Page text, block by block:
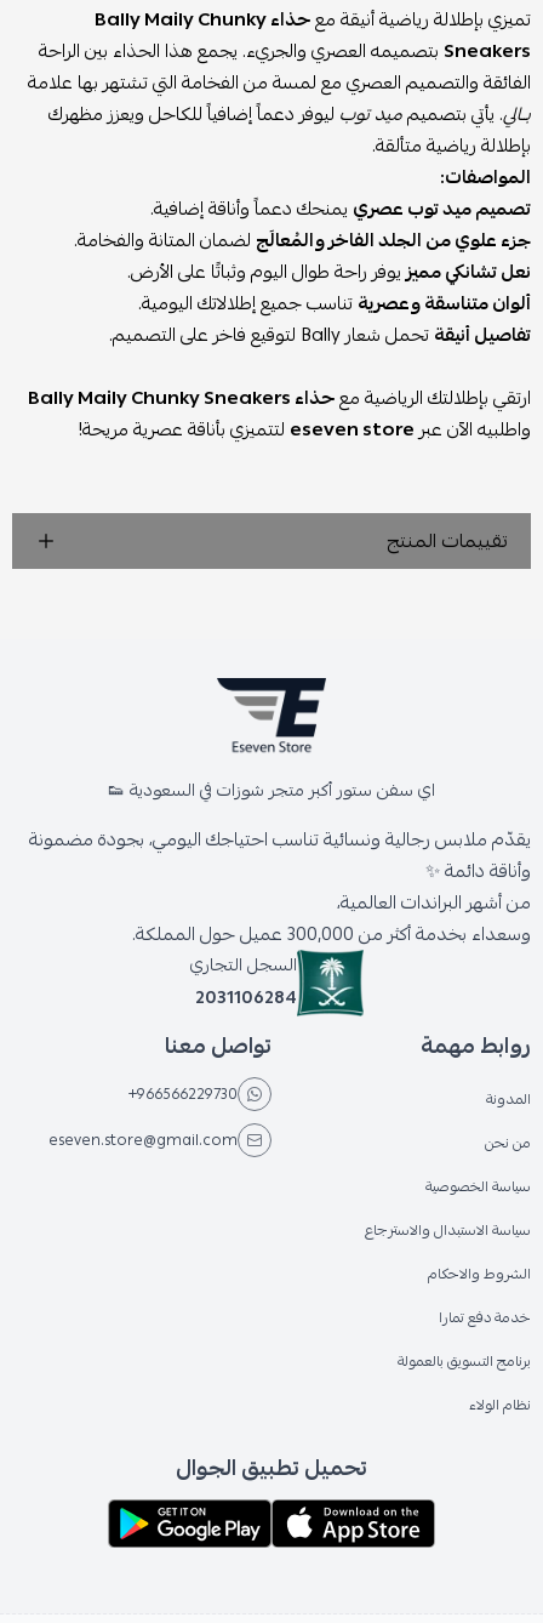
تميزي بإطلالة رياضية أنيقة مع
حذاء Bally Maily Chunky
Sneakers بتصميمه العصري والجريء. يجمع هذا الحذاء بين الراحة
الفائقة والتصميم العصري مع لمسة من الفخامة التي تشتهر بها علامة
بــالي. يأتي بتصميمميد توب ليوفر دعماً إضافياً للكاحل ويعزز مظهرك
بإطلالة رياضية متألقة.
المواصفات:
تصميم ميد توب عصري يمنحك دعماً وأناقة إضافية.
جزء علوي من الجلد الفاخر والمُعالَج لضمان المتانة والفخامة.
نعل تشانكي مميزيوفر راحة طوال اليوم وثباتًا على الأرض.
ألوان متناسقة وعصريةتناسب جميع إطلالاتك اليومية.
تفاصيل أنيقةتحمل شعار Bally لتوقيع فاخر على التصميم.
ارتقي بإطلالتك الرياضية معحذاء Bally Maily Chunky Sneakers
واطلبيه الآن عبرeseven store لتتميزي بأناقة عصرية مريحة!
تقييمات المنتج
اي سفن ستور أكبر متجر شوزات في السعودية 👟
يقدّم ملابس رجالية ونسائية تناسب احتياجك اليومي، بجودة مضمونة
وأناقة دائمة ✨
من أشهر البراندات العالمية،
وسعداء بخدمة أكثر من 300,000 عميل حول المملكة.
السجل التجاري
2031106284
روابط مهمة
المدونة
من نحن
سياسة الخصوصية
سياسة الاستبدال والاسترجاع
الشروط والاحكام
خدمة دفع تمارا
برنامج التسويق بالعمولة
نظام الولاء
تواصل معنا
+966566229730
eseven.store@gmail.com
تحميل تطبيق الجوال